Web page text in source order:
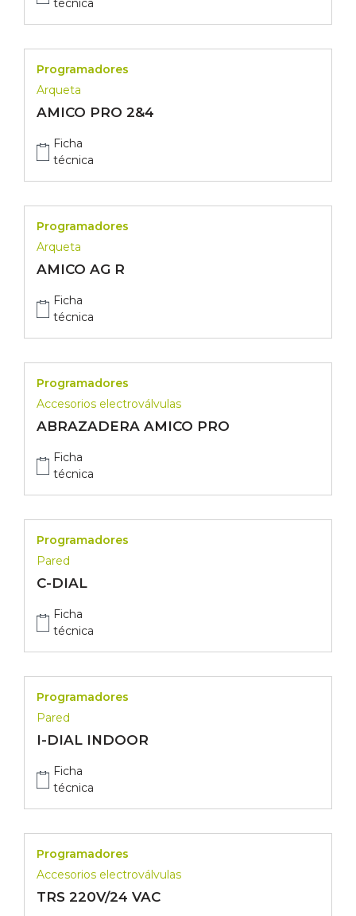
técnica
Programadores
Arqueta
AMICO PRO 2&4
Ficha
técnica
Programadores
Arqueta
AMICO AG R
Ficha
técnica
Programadores
Accesorios electroválvulas
ABRAZADERA AMICO PRO
Ficha
técnica
Programadores
Pared
C-DIAL
Ficha
técnica
Programadores
Pared
I-DIAL INDOOR
Ficha
técnica
Programadores
Accesorios electroválvulas
TRS 220V/24 VAC